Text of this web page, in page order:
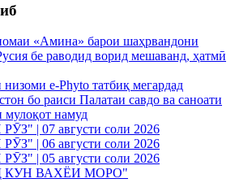
«Амина» барои шаҳрвандони
бе раводид ворид мешаванд, ҳатмӣ
e-Phyto татбиқ мегардад
бо раиси Палатаи савдо ва саноати
мулоқот намуд
| 07 августи соли 2026
| 06 августи соли 2026
| 05 августи соли 2026
КУН ВАХЁИ МОРО"